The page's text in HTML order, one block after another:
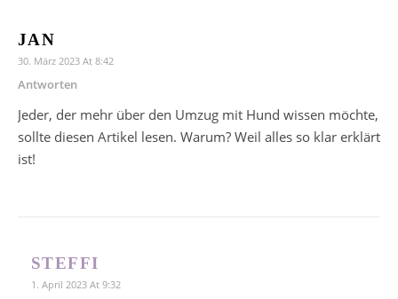
JAN
30. März 2023 At 8:42
Antworten
Jeder, der mehr über den Umzug mit Hund wissen möchte,
sollte diesen Artikel lesen. Warum? Weil alles so klar erklärt
ist!
STEFFI
1. April 2023 At 9:32